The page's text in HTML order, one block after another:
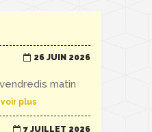
26 JUIN 2026
matin
plus
7 JUILLET 2026